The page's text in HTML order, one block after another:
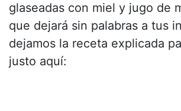
glaseadas con miel y jugo de
que dejará sin palabras a tus
dejamos la receta explicada
justo aquí: